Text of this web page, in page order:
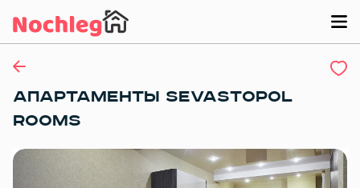
АПАРТАМЕНТЫ SEVASTOPOL
ROOMS